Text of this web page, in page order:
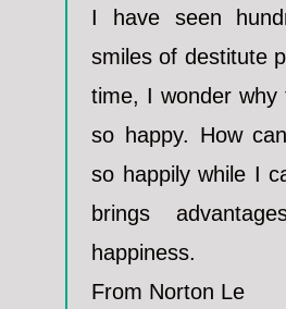
I have seen
smiles of destitute
time, I wonder why
so happy. How
so happily while I
brings
happiness.
From Norton Le